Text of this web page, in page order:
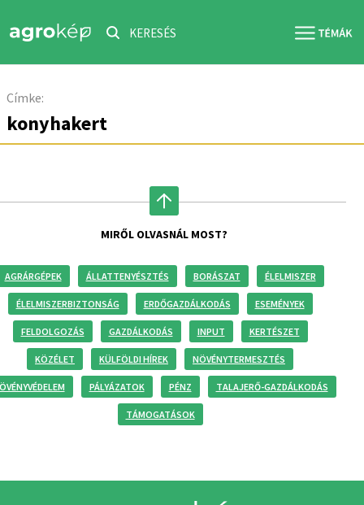
KERESÉS
Címke:
konyhakert
MIRŐL OLVASNÁL MOST?
AGRÁRGÉPEK ÁLLATTENYÉSZTÉS BORÁSZAT ÉLELMISZER
ÉLELMISZERBIZTONSÁG ERDŐGAZDÁLKODÁS ESEMÉNYEK
FELDOLGOZÁS GAZDÁLKODÁS INPUT KERTÉSZET
KÖZÉLET KÜLFÖLDI HÍREK NÖVÉNYTERMESZTÉS
PÁLYÁZATOK PÉNZ TALAJERŐ-GAZDÁLKODÁS
TÁMOGATÁSOK